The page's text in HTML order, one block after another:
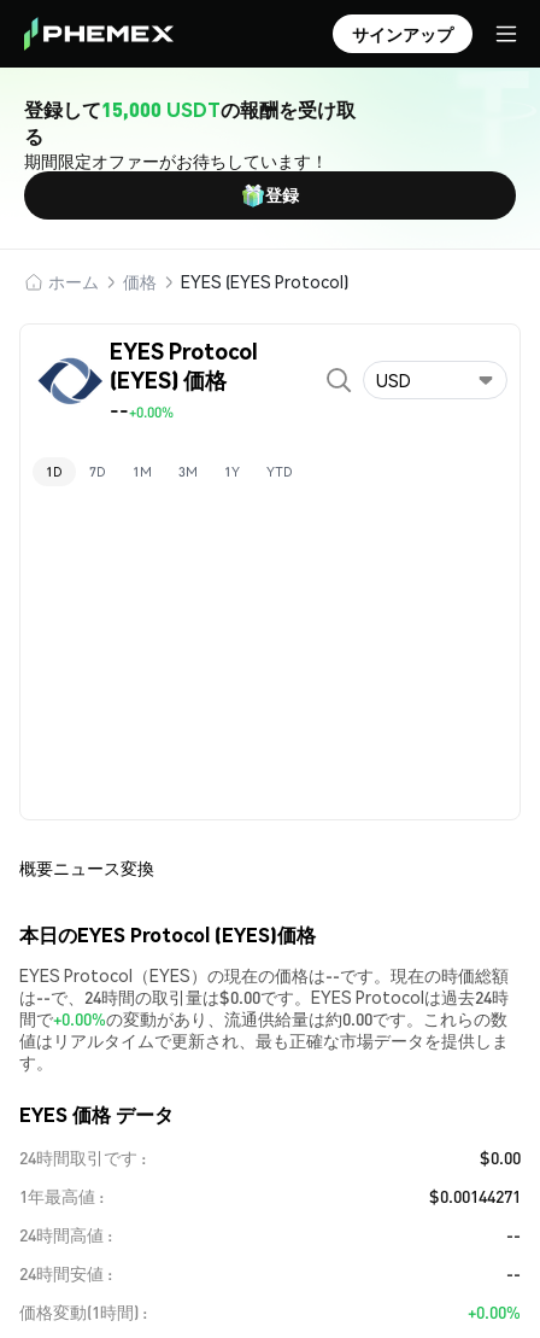
サインアップ
登録して15,000 USDTの報酬を受け取
る
期間限定オファーがお待ちしています！
登録
ホーム 価格 EYES (EYES Protocol)
EYES Protocol
(EYES) 価格
--+0.00%
USD
1D 7D 1M 3M 1Y YTD
概要ニュース変換
本日のEYES Protocol (EYES)価格
EYES Protocol（EYES）の現在の価格は--です。現在の時価総額
は--で、24時間の取引量は$0.00です。EYES Protocolは過去24時
間で+0.00%の変動があり、流通供給量は約0.00です。これらの数
値はリアルタイムで更新され、最も正確な市場データを提供しま
す。
EYES 価格 データ
24時間取引です
$0.00
1年最高値
$0.00144271
24時間高値
--
24時間安値
--
価格変動(1時間)
+0.00%